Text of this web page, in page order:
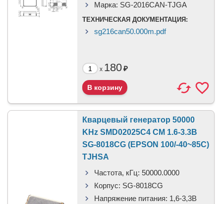
Марка: SG-2016CAN-TJGA
ТЕХНИЧЕСКАЯ ДОКУМЕНТАЦИЯ:
sg216can50.000m.pdf
x 180₽
Кварцевый генератор 50000
KHz SMD02025C4 CM 1.6-3.3В
SG-8018CG (EPSON 100/-40~85C)
TJHSA
Частота, кГц: 50000.0000
Корпус: SG-8018CG
Напряжение питания: 1,6-3,3В